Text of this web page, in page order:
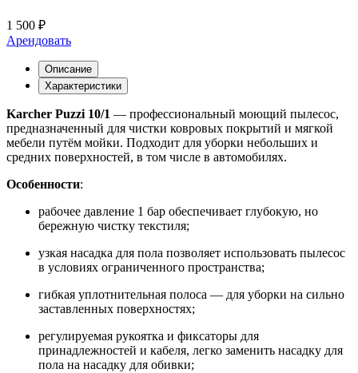
1 500 ₽
Арендовать
Описание
Характеристики
Karcher Puzzi 10/1 — профессиональный моющий пылесос,
предназначенный для чистки ковровых покрытий и мягкой
мебели путём мойки. Подходит для уборки небольших и
средних поверхностей, в том числе в автомобилях.
Особенности:
рабочее давление 1 бар обеспечивает глубокую, но
бережную чистку текстиля;
узкая насадка для пола позволяет использовать пылесос
в условиях ограниченного пространства;
гибкая уплотнительная полоса — для уборки на сильно
заставленных поверхностях;
регулируемая рукоятка и фиксаторы для
принадлежностей и кабеля, легко заменить насадку для
пола на насадку для обивки;